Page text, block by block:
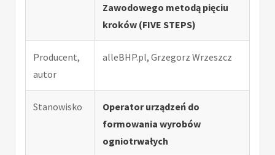
Zawodowego metodą pięciu
kroków (FIVE STEPS)
Producent,
autor
alleBHP.pl, Grzegorz Wrzeszcz
Stanowisko
Operator urządzeń do
formowania wyrobów
ogniotrwałych